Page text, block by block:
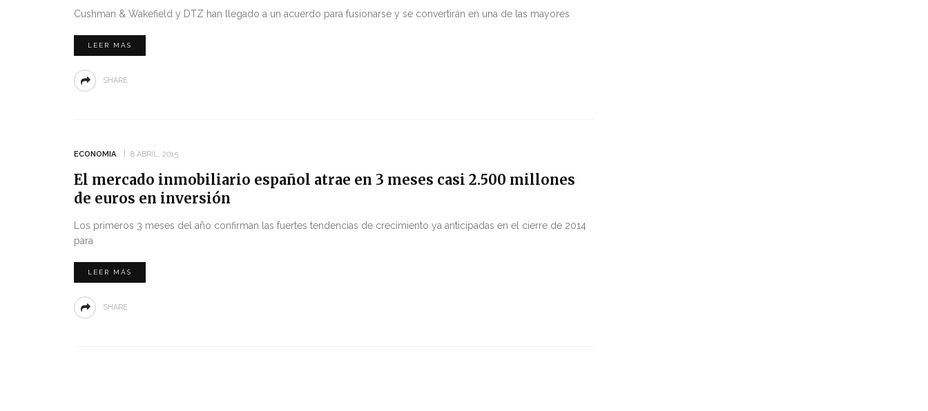
Cushman & Wakefield y DTZ han llegado a un acuerdo para fusionarse y se convertirán en una de las mayores
LEER MÁS
SHARE
ECONOMIA 8 ABRIL, 2015
El mercado inmobiliario español atrae en 3 meses casi 2.500 millones
de euros en inversión
Los primeros 3 meses del año confirman las fuertes tendencias de crecimiento ya anticipadas en el cierre de 2014
para
LEER MÁS
SHARE